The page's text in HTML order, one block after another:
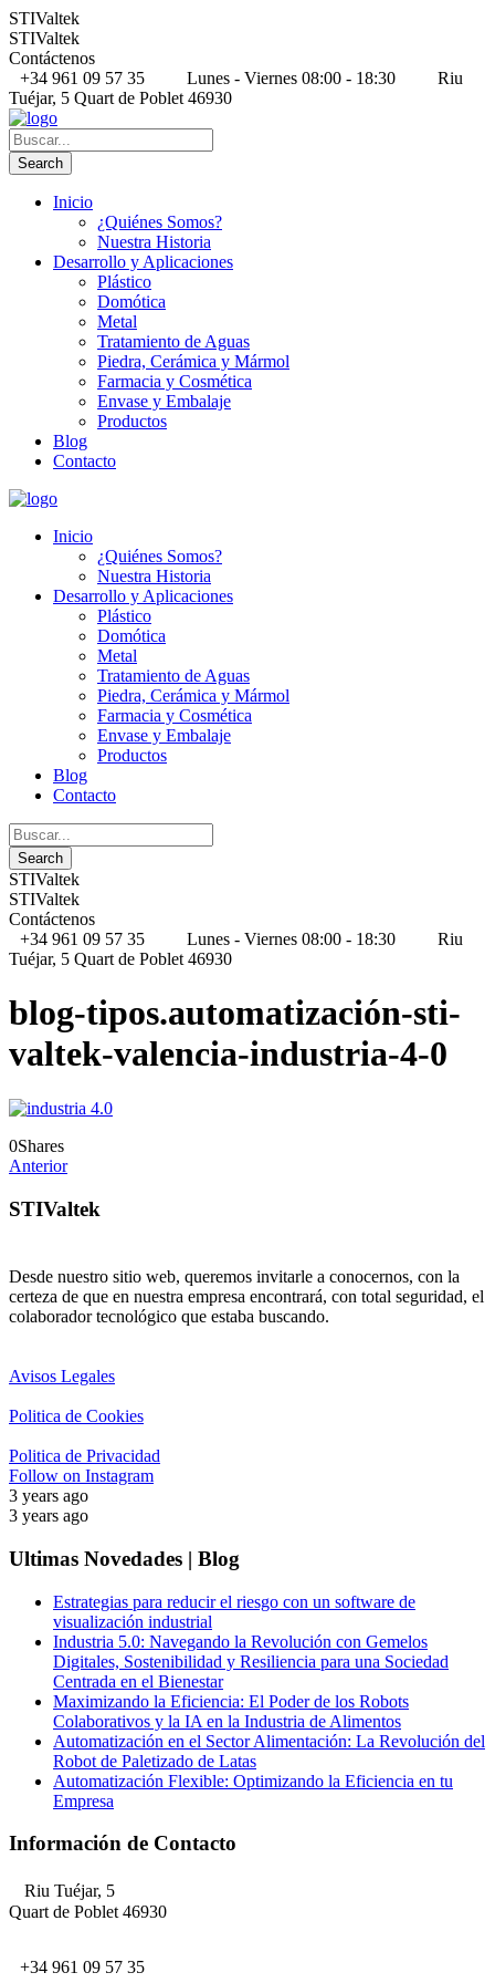
STIValtek
STIValtek
Contáctenos
+34 961 09 57 35
Lunes - Viernes 08:00 - 18:30
Riu
Tuéjar, 5 Quart de Poblet 46930
Inicio
¿Quiénes Somos?
Nuestra Historia
Desarrollo y Aplicaciones
Plástico
Domótica
Metal
Tratamiento de Aguas
Piedra, Cerámica y Mármol
Farmacia y Cosmética
Envase y Embalaje
Productos
Blog
Contacto
Inicio
¿Quiénes Somos?
Nuestra Historia
Desarrollo y Aplicaciones
Plástico
Domótica
Metal
Tratamiento de Aguas
Piedra, Cerámica y Mármol
Farmacia y Cosmética
Envase y Embalaje
Productos
Blog
Contacto
STIValtek
STIValtek
Contáctenos
+34 961 09 57 35
Lunes - Viernes 08:00 - 18:30
Riu
Tuéjar, 5 Quart de Poblet 46930
blog-tipos.automatización-sti-
valtek-valencia-industria-4-0
0Shares
Anterior
STIValtek
Desde nuestro sitio web, queremos invitarle a conocernos, con la
certeza de que en nuestra empresa encontrará, con total seguridad, el
colaborador tecnológico que estaba buscando.
Avisos Legales
Politica de Cookies
Politica de Privacidad
Follow on Instagram
3 years ago
3 years ago
Ultimas Novedades | Blog
Estrategias para reducir el riesgo con un software de
visualización industrial
Industria 5.0: Navegando la Revolución con Gemelos
Digitales, Sostenibilidad y Resiliencia para una Sociedad
Centrada en el Bienestar
Maximizando la Eficiencia: El Poder de los Robots
Colaborativos y la IA en la Industria de Alimentos
Automatización en el Sector Alimentación: La Revolución del
Robot de Paletizado de Latas
Automatización Flexible: Optimizando la Eficiencia en tu
Empresa
Información de Contacto
Riu Tuéjar, 5
Quart de Poblet 46930
+34 961 09 57 35